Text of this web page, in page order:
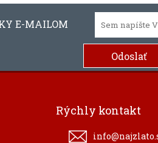
E-MAILOM
Rýchly kontakt